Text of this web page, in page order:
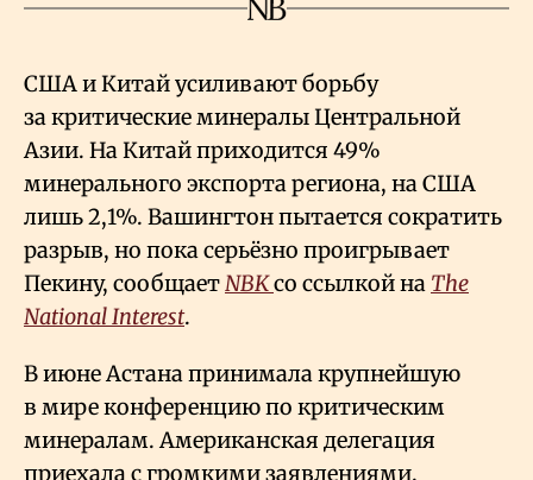
США и Китай усиливают борьбу
за критические минералы Центральной
Азии. На Китай приходится 49%
минерального экспорта региона, на США
лишь 2,1%. Вашингтон пытается сократить
разрыв, но пока серьёзно проигрывает
Пекину, сообщаетNBKсо ссылкой на The
National Interest.
В июне Астана принимала крупнейшую
в мире конференцию по критическим
минералам. Американская делегация
приехала с громкими заявлениями.